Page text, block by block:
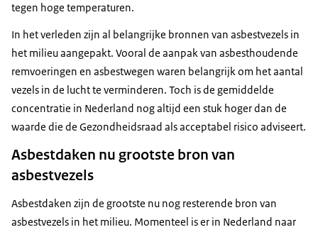
tegen hoge temperaturen.
In het verleden zijn al belangrijke bronnen van asbestvezels in
het milieu aangepakt. Vooral de aanpak van asbesthoudende
remvoeringen en asbestwegen waren belangrijk om het aantal
vezels in de lucht te verminderen. Toch is de gemiddelde
concentratie in Nederland nog altijd een stuk hoger dan de
waarde die de Gezondheidsraad als acceptabel risico adviseert.
Asbestdaken nu grootste bron van
asbestvezels
Asbestdaken zijn de grootste nu nog resterende bron van
asbestvezels in het milieu. Momenteel is er in Nederland naar